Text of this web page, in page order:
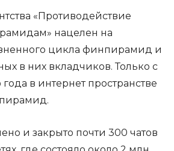
«Противодействие
нацелен на
цикла финпирамид и
в них вкладчиков. Только с
в интернет пространстве
и закрыто почти 300 чатов